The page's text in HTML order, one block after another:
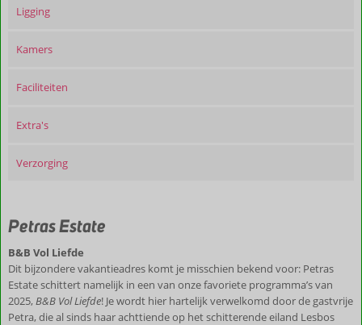
Ligging
Kamers
Faciliteiten
Extra's
Verzorging
Petras Estate
B&B Vol Liefde
Dit bijzondere vakantieadres komt je misschien bekend voor: Petras
Estate schittert namelijk in een van onze favoriete programma’s van
2025, B&B Vol Liefde! Je wordt hier hartelijk verwelkomd door de gastvrije
Petra, die al sinds haar achttiende op het schitterende eiland Lesbos